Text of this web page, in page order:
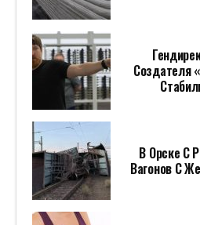
Создателя
В Орске С
Вагонов С